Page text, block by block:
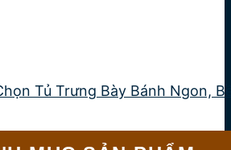
Tủ Trưng Bày Bánh Ngon,